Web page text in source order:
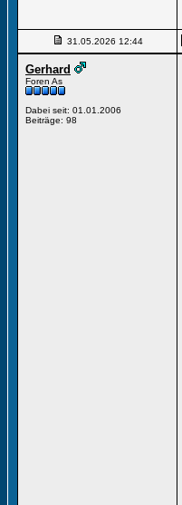
31.05.2026 12:44
Gerhard
Foren As
Dabei seit: 01.01.2006
Beiträge: 98